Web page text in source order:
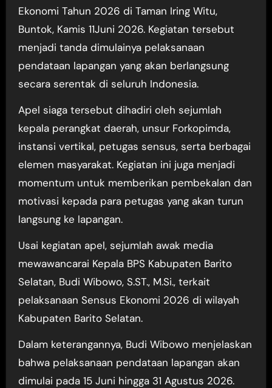
Ekonomi Tahun 2026 di Taman Iring Witu,
Buntok, Kamis 11Juni 2026. Kegiatan tersebut
menjadi tanda dimulainya pelaksanaan
pendataan lapangan yang akan berlangsung
secara serentak di seluruh Indonesia.
Apel siaga tersebut dihadiri oleh sejumlah
kepala perangkat daerah, unsur Forkopimda,
instansi vertikal, petugas sensus, serta berbagai
elemen masyarakat. Kegiatan ini juga menjadi
momentum untuk memberikan pembekalan dan
motivasi kepada para petugas yang akan turun
langsung ke lapangan.
Usai kegiatan apel, sejumlah awak media
mewawancarai Kepala BPS Kabupaten Barito
Selatan, Budi Wibowo, S.ST., M.Si., terkait
pelaksanaan Sensus Ekonomi 2026 di wilayah
Kabupaten Barito Selatan.
Dalam keterangannya, Budi Wibowo menjelaskan
bahwa pelaksanaan pendataan lapangan akan
dimulai pada 15 Juni hingga 31 Agustus 2026.